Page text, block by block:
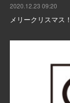
2020.12.23 09:20
メリークリスマス！